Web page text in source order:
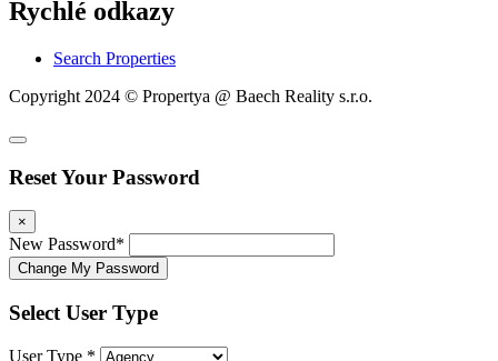
Rychlé odkazy
Search Properties
Copyright 2024 © Propertya @ Baech Reality s.r.o.
Reset Your Password
×
New Password*
Change My Password
Select User Type
User Type *